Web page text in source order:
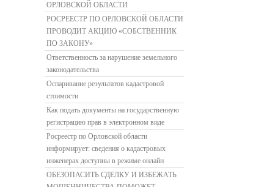
ОРЛОВСКОЙ ОБЛАСТИ
РОСРЕЕСТР ПО ОРЛОВСКОЙ ОБЛАСТИ
ПРОВОДИТ АКЦИЮ «СОБСТВЕННИК
ПО ЗАКОНУ»
Ответственность за нарушение земельного
законодательства
Оспаривание результатов кадастровой
стоимости
Как подать документы на государственную
регистрацию прав в электронном виде
Росреестр по Орловской области
информирует: сведения о кадастровых
инженерах доступны в режиме онлайн
ОБЕЗОПАСИТЬ СДЕЛКУ И ИЗБЕЖАТЬ